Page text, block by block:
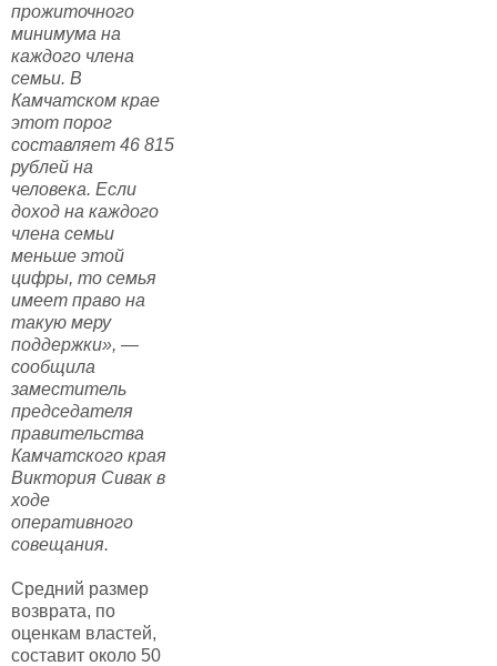
прожиточного
минимума на
каждого члена
семьи. В
Камчатском крае
этот порог
составляет 46 815
рублей на
человека. Если
доход на каждого
члена семьи
меньше этой
цифры, то семья
имеет право на
такую меру
поддержки», —
сообщила
заместитель
председателя
правительства
Камчатского края
Виктория Сивак в
ходе
оперативного
совещания.
Средний размер
возврата, по
оценкам властей,
составит около 50